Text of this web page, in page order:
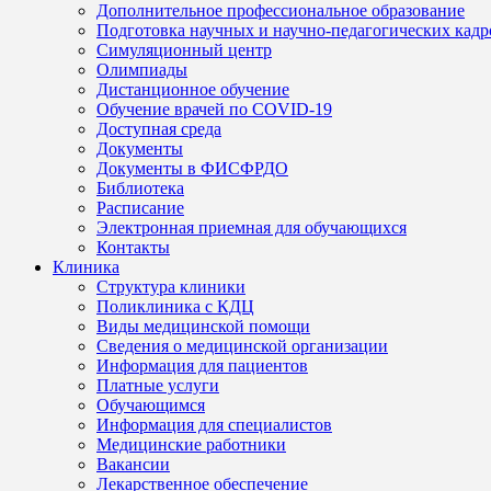
Дополнительное профессиональное образование
Подготовка научных и научно-педагогических
Симуляционный центр
Олимпиады
Дистанционное обучение
Обучение врачей по COVID-19
Доступная среда
Документы
Документы в ФИСФРДО
Библиотека
Расписание
Электронная приемная для обучающихся
Контакты
Клиника
Структура клиники
Поликлиника с КДЦ
Виды медицинской помощи
Сведения о медицинской организации
Информация для пациентов
Платные услуги
Обучающимся
Информация для специалистов
Медицинские работники
Вакансии
Лекарственное обеспечение